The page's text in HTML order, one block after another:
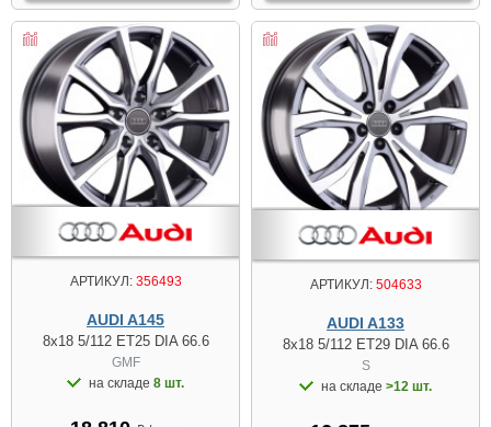
АРТИКУЛ:356493
AUDI A145
8x18 5/112 ET25 DIA 66.6
GMF
на складе 8 шт.
АРТИКУЛ:504633
AUDI A133
8x18 5/112 ET29 DIA 66.6
S
на складе >12 шт.